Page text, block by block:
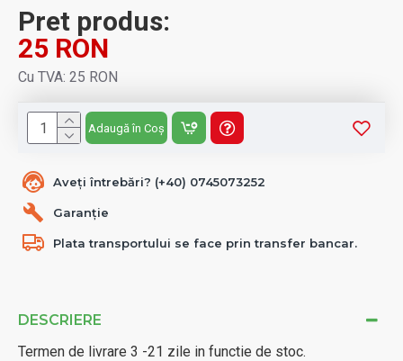
DESCRIERE
Termen de livrare 3 -21 zile in functie de stoc.
Aveți întrebări? (+40) 0745073252
Garanție
Plata transportului se face prin transfer bancar.
Pret produs:
25 RON
Cu TVA: 25 RON
Adaugă în Coș